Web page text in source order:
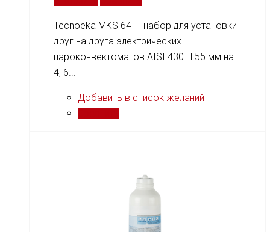
Tecnoeka MKS 64 — набор для установки
друг на друга электрических
пароконвектоматов AISI 430 H 55 мм на
4, 6...
Добавить в список желаний